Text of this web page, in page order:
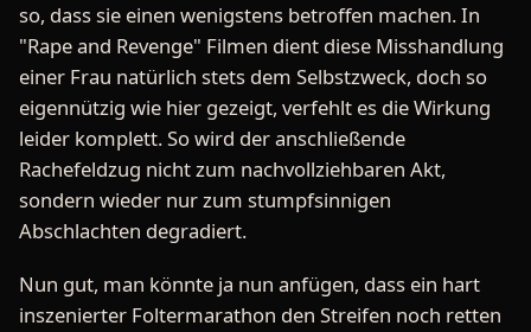
so, dass sie einen wenigstens betroffen machen. In
"Rape and Revenge" Filmen dient diese Misshandlung
einer Frau natürlich stets dem Selbstzweck, doch so
eigennützig wie hier gezeigt, verfehlt es die Wirkung
leider komplett. So wird der anschließende
Rachefeldzug nicht zum nachvollziehbaren Akt,
sondern wieder nur zum stumpfsinnigen
Abschlachten degradiert.
Nun gut, man könnte ja nun anfügen, dass ein hart
inszenierter Foltermarathon den Streifen noch retten